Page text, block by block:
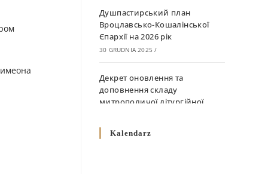
Душпастирський план
Вроцлавсько-Кошалінської
Єпархії на 2026 рік
30 GRUDNIA 2025 /
Декрет оновлення та
доповнення складу
митрополичої літургійної
10 GRUDNIA 2025
Kalendarz